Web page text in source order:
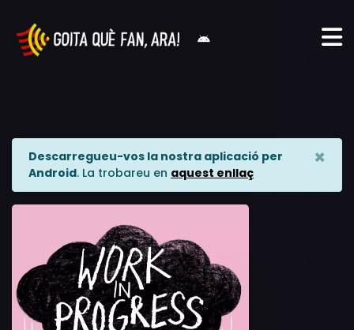
Descarregueu-vos la nostra aplicació per
Android. La trobareu en aquest enllaç
×